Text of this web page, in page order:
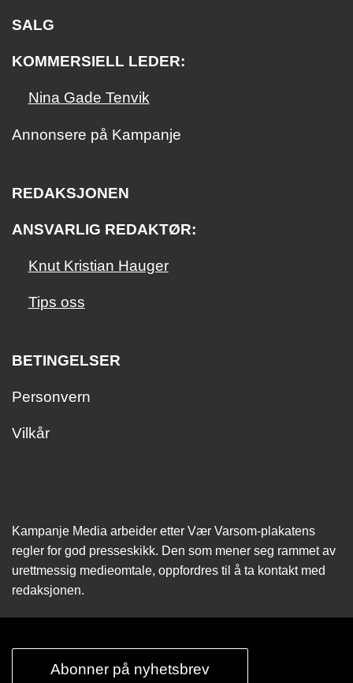
SALG
KOMMERSIELL LEDER:
Nina Gade Tenvik
Annonsere på Kampanje
REDAKSJONEN
ANSVARLIG REDAKTØR:
Knut Kristian Hauger
Tips oss
BETINGELSER
Personvern
Vilkår
Kampanje Media arbeider etter Vær Varsom-plakatens
regler for god presseskikk. Den som mener seg rammet av
urettmessig medie­omtale, oppfordres til å ta kontakt med
redaksjonen.
Abonner på nyhetsbrev